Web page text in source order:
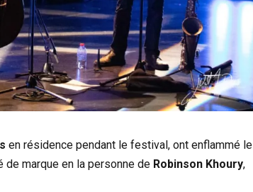
en résidence pendant le festival, ont enflammé le
de marque en la personne de Robinson Khoury,